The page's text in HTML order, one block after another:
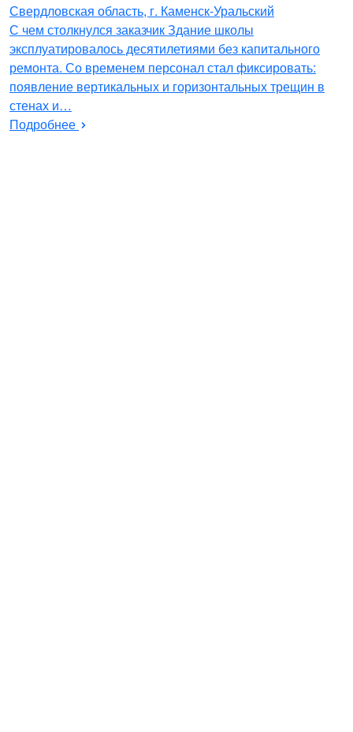
Свердловская область, г. Каменск-Уральский
С чем столкнулся заказчик Здание школы
эксплуатировалось десятилетиями без капитального
ремонта. Со временем персонал стал фиксировать:
появление вертикальных и горизонтальных трещин в
стенах и…
Подробнее